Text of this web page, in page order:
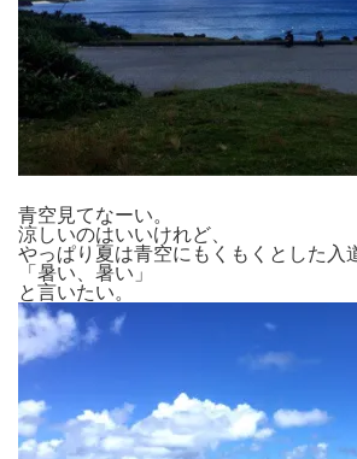
青空見てなーい。
涼しいのはいいけれど、
やっぱり夏は青空にもくもくとした入
「暑い、暑い」
と言いたい。